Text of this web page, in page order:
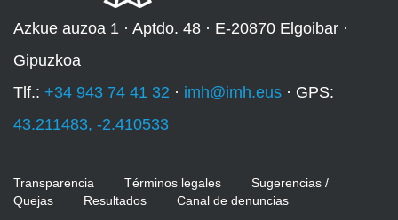
Azkue auzoa 1 · Aptdo. 48 · E-20870 Elgoibar ·
Gipuzkoa
Tlf.: +34 943 74 41 32 · imh@imh.eus · GPS:
43.211483, -2.410533
Transparencia Términos legales
Sugerencias /
Quejas
Resultados Canal de denuncias